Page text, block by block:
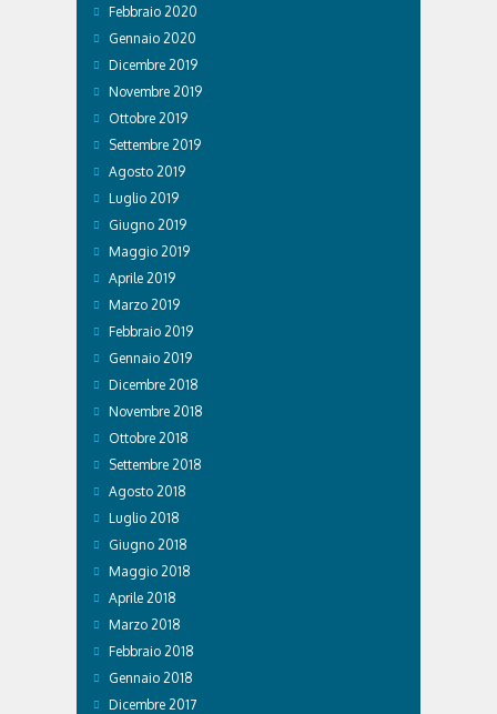
Febbraio 2020
Gennaio 2020
Dicembre 2019
Novembre 2019
Ottobre 2019
Settembre 2019
Agosto 2019
Luglio 2019
Giugno 2019
Maggio 2019
Aprile 2019
Marzo 2019
Febbraio 2019
Gennaio 2019
Dicembre 2018
Novembre 2018
Ottobre 2018
Settembre 2018
Agosto 2018
Luglio 2018
Giugno 2018
Maggio 2018
Aprile 2018
Marzo 2018
Febbraio 2018
Gennaio 2018
Dicembre 2017